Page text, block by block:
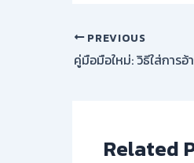
PREVIOUS
คู่มือมือใหม่: วิธีใส่การ
Related